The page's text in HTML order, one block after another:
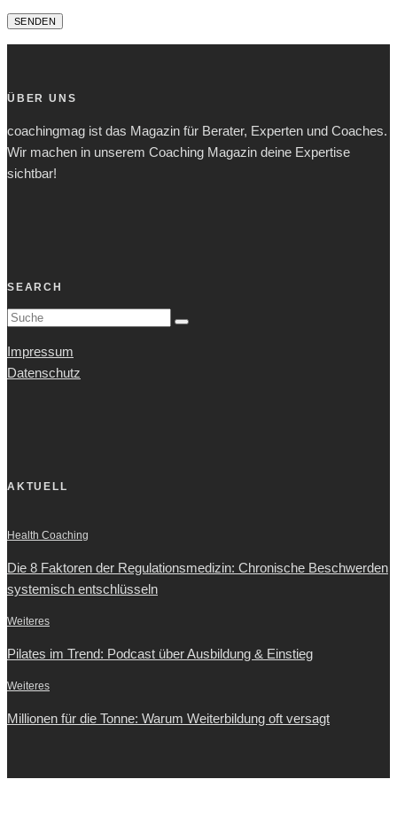
ÜBER UNS
coachingmag ist das Magazin für Berater, Experten und Coaches.
Wir machen in unserem Coaching Magazin deine Expertise
sichtbar!
SEARCH
Impressum
Datenschutz
AKTUELL
Health Coaching
Die 8 Faktoren der Regulationsmedizin: Chronische Beschwerden
systemisch entschlüsseln
Weiteres
Pilates im Trend: Podcast über Ausbildung & Einstieg
Weiteres
Millionen für die Tonne: Warum Weiterbildung oft versagt